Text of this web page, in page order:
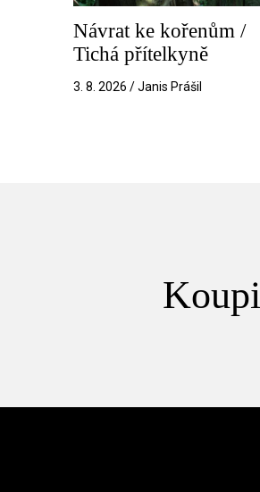
Návrat ke kořenům /
Tichá přítelkyně
3. 8. 2026 / Janis Prášil